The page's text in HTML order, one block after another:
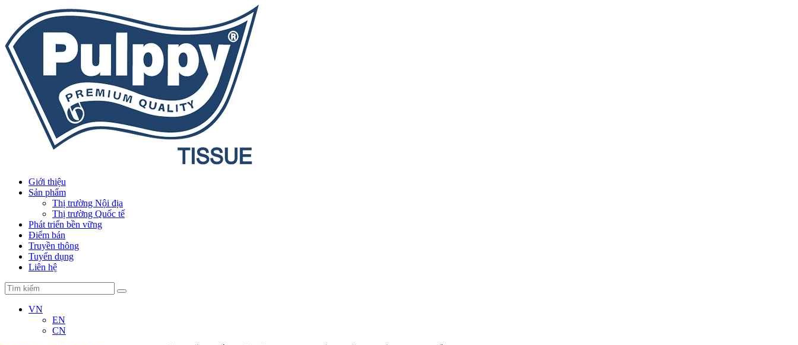
Giới thiệu
Sản phẩm
Thị trường Nội địa
Thị trường Quốc tế
Phát triển bền vững
Điểm bán
Truyền thông
Tuyển dụng
Liên hệ
VN
EN
CN